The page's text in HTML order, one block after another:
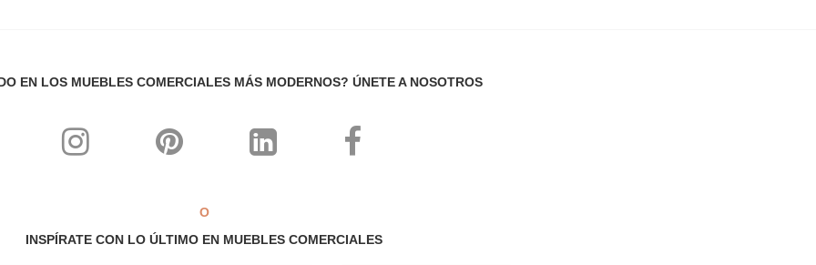
EN LOS MUEBLES COMERCIALES MÁS MODERNOS? ÚNETE A NOSOTROS
O
INSPÍRATE CON LO ÚLTIMO EN MUEBLES COMERCIALES